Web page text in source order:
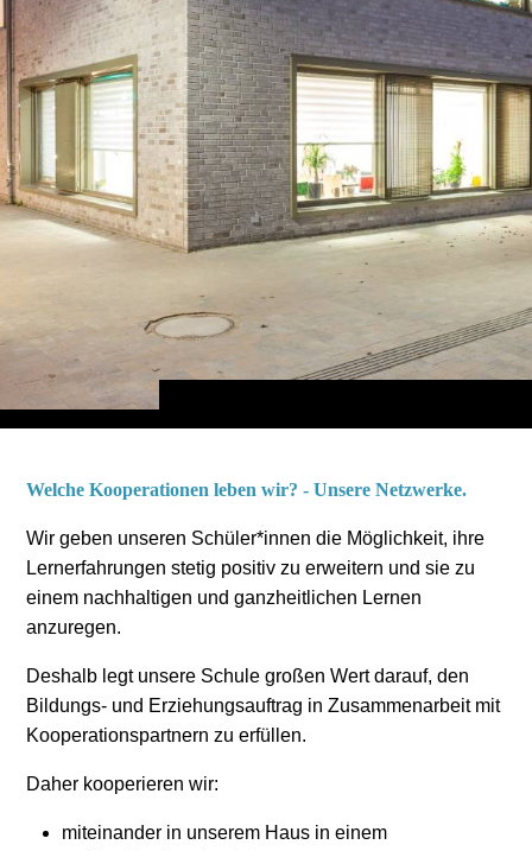
Welche Kooperationen leben wir? - Unsere Netzwerke.
Wir geben unseren Schüler*innen die Möglichkeit, ihre
Lernerfahrungen stetig positiv zu erweitern und sie zu
einem nachhaltigen und ganzheitlichen Lernen
anzuregen.
Deshalb legt unsere Schule großen Wert darauf, den
Bildungs- und Erziehungsauftrag in Zusammenarbeit mit
Kooperationspartnern zu erfüllen.
Daher kooperieren wir:
miteinander in unserem Haus in einem